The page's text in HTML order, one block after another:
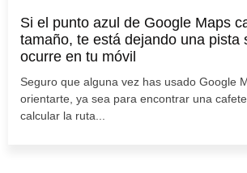
Si el punto azul de Google Maps
tamaño, te está dejando una pista
ocurre en tu móvil
Seguro que alguna vez has usado Google
orientarte, ya sea para encontrar una
calcular la ruta...